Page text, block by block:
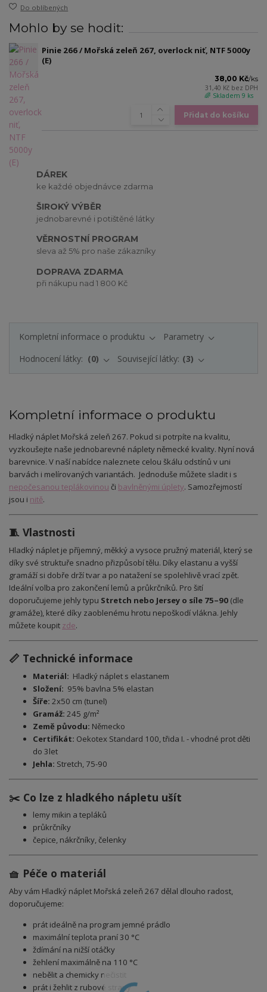
Do oblíbených
Mohlo by se hodit:
Pinie 266 / Mořská zeleň 267, overlock niť, NTF 5000y
(E)
38,00 Kč/ks
31,40 Kč bez DPH
🌈 Skladem 9 ks
Přidat do košíku
DÁREK
ke každé objednávce zdarma
ŠIROKÝ VÝBĚR
jednobarevné i potištěné látky
VĚRNOSTNÍ PROGRAM
sleva až 5% pro naše zákazníky
DOPRAVA ZDARMA
při nákupu nad 1 800 Kč
Kompletní informace o produktu
Parametry
Hodnocení látky:
0 Související látky: 3
Kompletní informace o produktu
Hladký náplet Mořská zeleň 267. Pokud si potrpíte na kvalitu,
vyzkoušejte naše jednobarevné náplety německé kvality. Nyní nová
barevnice. V naší nabídce naleznete celou škálu odstínů v uni
barvách i melírovaných variantách. Jednoduše můžete sladit i s
nepočesanou teplákovinou či bavlněnými úplety. Samozřejmostí
jsou i nitě.
🧵 Vlastnosti
Hladký náplet je příjemný, měkký a vysoce pružný materiál, který se
díky své struktuře snadno přizpůsobí tělu. Díky elastanu a vyšší
gramáží si dobře drží tvar a po natažení se spolehlivě vrací zpět.
Ideální volba pro zakončení lemů a průkrčníků. Pro šití
doporučujeme jehly typu Stretch nebo Jersey o síle 75–90 (dle
gramáže), které díky zaoblenému hrotu nepoškodí vlákna. Jehly
můžete koupit zde.
📏 Technické informace
Materiál: Hladký náplet s elastanem
Složení: 95% bavlna 5% elastan
Šíře: 2x50 cm (tunel)
Gramáž: 245 g/m²
Země původu: Německo
Certifikát: Oekotex Standard 100, třida I. - vhodné prot děti
do 3let
Jehla: Stretch, 75-90
✂️ Co lze z hladkého nápletu ušít
lemy mikin a tepláků
průkrčníky
čepice, nákrčníky, čelenky
🧺 Péče o materiál
Aby vám Hladký náplet Mořská zeleň 267 dělal dlouho radost,
doporučujeme:
prát ideálně na program jemné prádlo
maximální teplota praní 30 °C
ždímání na nižší otáčky
žehlení maximálně na 110 °C
nebělit a chemicky nečistit
prát i žehlit z rubové strany